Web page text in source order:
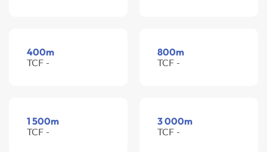
400m
TCF -
800m
TCF -
1 500m
TCF -
3 000m
TCF -